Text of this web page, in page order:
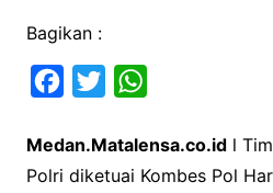
Bagikan :
c
e
i
t
a
t
Medan.Matalensa.co.idl Tim
Polri diketuai Kombes Pol